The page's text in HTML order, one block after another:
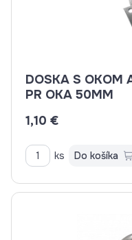
DOSKA S OKOM
PR OKA 50MM
1,10 €
ks Do košíka